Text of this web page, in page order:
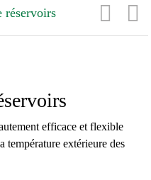
réservoirs
efficace et flexible
température extérieure des